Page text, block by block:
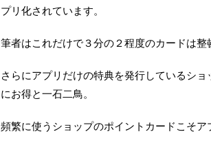
プリ化されています。
筆者はこれだけで３分の２程度のカードは整
さらにアプリだけの特典を発行しているシ
にお得と一石二鳥。
頻繁に使うショップのポイントカードこそア